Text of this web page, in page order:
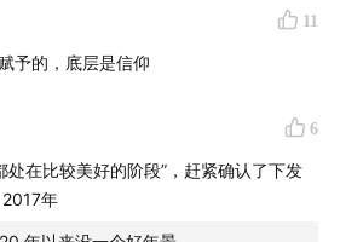
11
予的，底层是信仰
6
处在比较美好的阶段”，赶紧确认了下发
年